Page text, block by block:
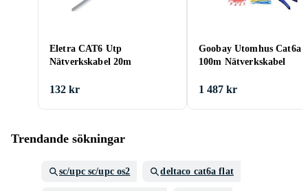
Eletra CAT6 Utp
Nätverkskabel 20m
132 kr
Goobay Utomhus Cat6a
100m Nätverkskabel
1 487 kr
Trendande sökningar
sc/upc sc/upc os2 deltaco cat6a flat